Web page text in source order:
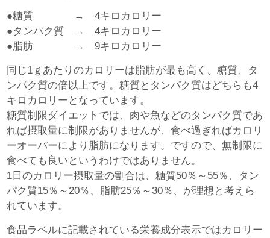
●糖質 → 4キロカロリー
●タンパク質 → 4キロカロリー
●脂肪 → 9キロカロリー
同じ1ｇあたりのカロリーは脂肪が最も高く、糖質、タ
ンパク質の倍以上です。糖質とタンパク質はどちらも4
キロカロリーとなっています。
糖質制限ダイエットでは、肉や魚などのタンパク質であ
れば摂取量に制限がありませんが、食べ過ぎればカロリ
ーオーバーにより脂肪になります。ですので、無制限に
食べても良いというわけではありません。
1日のカロリー摂取量の割合は、糖質50％～55％、タン
パク質15％～20％、脂肪25％～30％、が理想と考えら
れています。
食品ラベルに記載されている栄養成分表示ではカロリー